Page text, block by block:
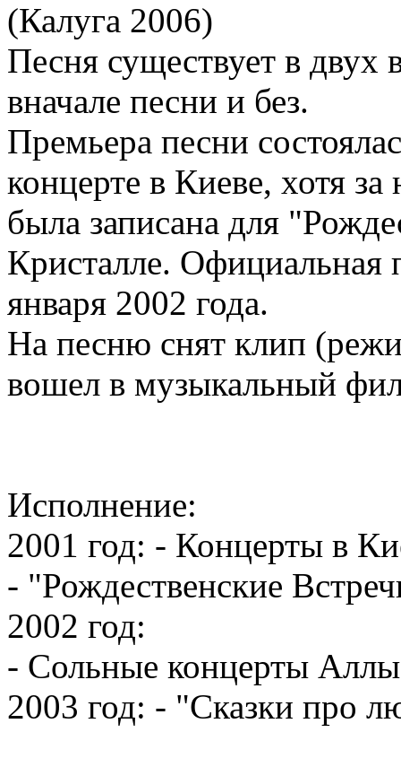
(Калуга 2006)
Песня существует в двух
вначале песни и без.
Премьера песни
концерте в Киеве, хотя
была записана для
Кристалле.
января 2002 года.
На песню снят клип
вошел в музыкальный
Исполнение:
2001 год: - Концерты в
- "Рождественские
2002 год:
- Сольные концерты
2003 год: - "Сказки про